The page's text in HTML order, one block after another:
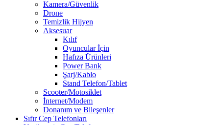
Kamera/Güvenlik
Drone
Temizlik Hijyen
Aksesuar
Kılıf
Oyuncular İçin
Hafıza Ürünleri
Power Bank
Şarj/Kablo
Stand Telefon/Tablet
Scooter/Motosiklet
İnternet/Modem
Donanım ve Bileşenler
Sıfır Cep Telefonları